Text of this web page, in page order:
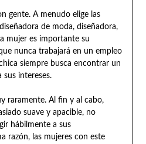
gente. A menudo elige las
de moda, diseñadora,
mujer es importante su
nunca trabajará en un empleo
siempre busca encontrar un
intereses.
raramente. Al fin y al cabo,
suave y apacible, no
hábilmente a sus
razón, las mujeres con este